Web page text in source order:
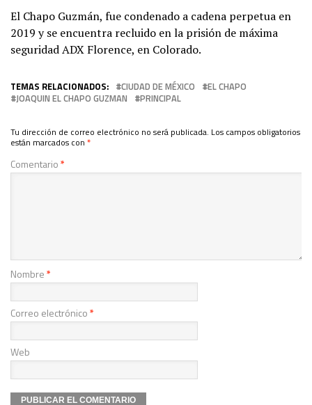
El Chapo Guzmán, fue condenado a cadena perpetua en
2019 y se encuentra recluido en la prisión de máxima
seguridad ADX Florence, en Colorado.
TEMAS RELACIONADOS: CIUDAD DE MÉXICO
EL CHAPO
JOAQUIN EL CHAPO GUZMAN
PRINCIPAL
Tu dirección de correo electrónico no será publicada. Los campos obligatorios
están marcados con *
Comentario*
Nombre*
Correo electrónico*
Web